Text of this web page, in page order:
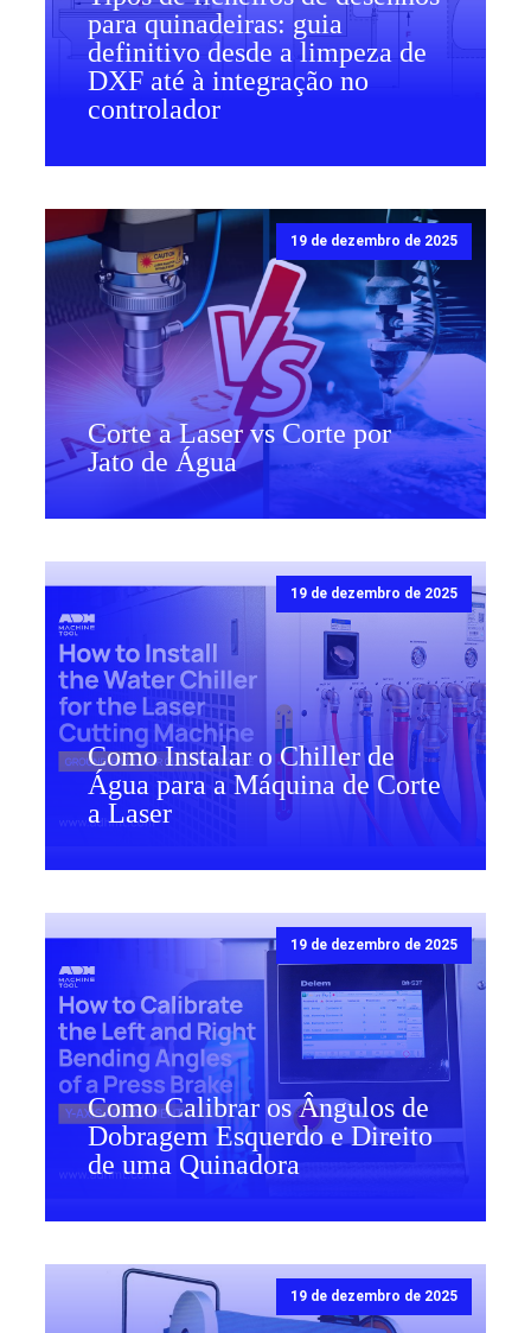
para quinadeiras: guia
definitivo desde a limpeza de
DXF até à integração no
controlador
19 de dezembro de 2025
Corte a Laser vs Corte por
Jato de Água
19 de dezembro de 2025
Como Instalar o Chiller de
Água para a Máquina de Corte
a Laser
19 de dezembro de 2025
Como Calibrar os Ângulos de
Dobragem Esquerdo e Direito
de uma Quinadora
19 de dezembro de 2025